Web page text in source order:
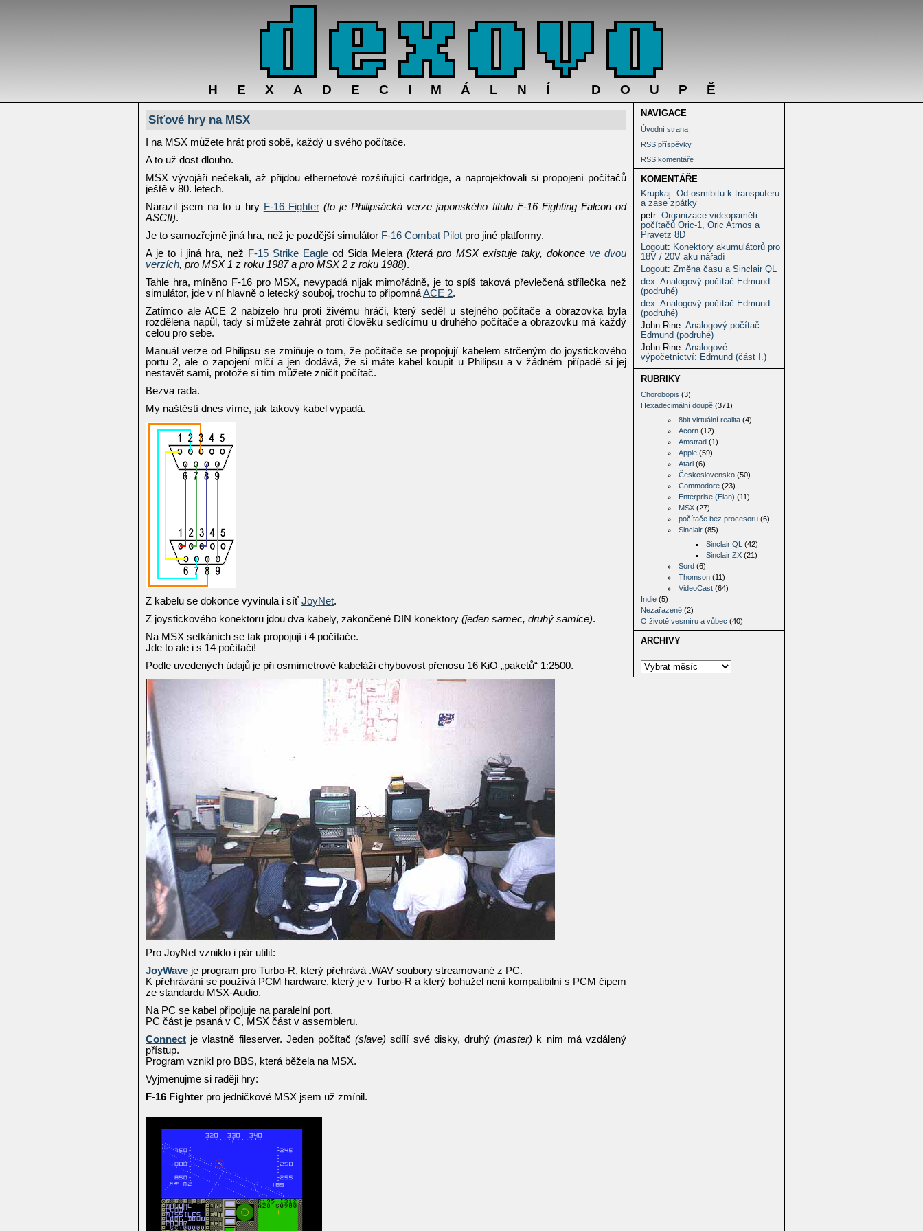
HEXADECIMÁLNÍ DOUPĚ
NAVIGACE
Úvodní strana
RSS příspěvky
RSS komentáře
KOMENTÁŘE
Krupkaj: Od osmibitu k transputeru
a zase zpátky
petr: Organizace videopaměti
počítačů Oric-1, Oric Atmos a
Pravetz 8D
Logout: Konektory akumulátorů pro
18V / 20V aku nářadí
Logout: Změna času a Sinclair QL
dex: Analogový počítač Edmund
(podruhé)
dex: Analogový počítač Edmund
(podruhé)
John Rine: Analogový počítač
Edmund (podruhé)
John Rine: Analogové
výpočetnictví: Edmund (část I.)
RUBRIKY
Chorobopis (3)
Hexadecimální doupě (371)
8bit virtuální realita(4)
Acorn(12)
Amstrad(1)
Apple(59)
Atari(6)
Československo(50)
Commodore(23)
Enterprise (Elan) (11)
MSX(27)
počítače bez procesoru(6)
Sinclair(85)
Sinclair QL (42)
Sinclair ZX(21)
Sord(6)
Thomson(11)
VideoCast(64)
Indie (5)
Nezařazené (2)
O životě vesmíru a vůbec (40)
ARCHIVY
Síťové hry na MSX
I na MSX můžete hrát proti sobě, každý u svého počítače.
A to už dost dlouho.
MSX vývojáři nečekali, až přijdou ethernetové rozšiřující cartridge, a naprojektovali si propojení počítačů
ještě v 80. letech.
Narazil jsem na to u hry F-16 Fighter (to je Philipsácká verze japonského titulu F-16 Fighting Falcon od
ASCII).
Je to samozřejmě jiná hra, než je pozdější simulátor F-16 Combat Pilot pro jiné platformy.
A je to i jiná hra, než F-15 Strike Eagleod Sida Meiera(která pro MSX existuje taky, dokonce ve dvou
verzích, pro MSX 1 z roku 1987 a pro MSX 2 z roku 1988).
Tahle hra, míněno F-16 pro MSX, nevypadá nijak mimořádně, je to spíš taková převlečená střílečka než
simulátor, jde v ní hlavně o letecký souboj, trochu to připomnáACE 2.
Zatímco ale ACE 2 nabízelo hru proti živému hráči, který seděl u stejného počítače a obrazovka byla
rozdělena napůl, tady si můžete zahrát proti člověku sedícímu u druhého počítače a obrazovku má každý
celou pro sebe.
Manuál verze od Philipsu se zmiňuje o tom, že počítače se propojují kabelem strčeným do joystickového
portu 2, ale o zapojení mlčí a jen dodává, že si máte kabel koupit u Philipsu a v žádném případě si jej
nestavět sami, protože si tím můžete zničit počítač.
Bezva rada.
My naštěstí dnes víme, jak takový kabel vypadá.
Z kabelu se dokonce vyvinula i síť JoyNet.
Z joystickového konektoru jdou dva kabely, zakončené DIN konektory (jeden samec, druhý samice).
Na MSX setkáních se tak propojují i 4 počítače.
Jde to ale i s 14 počítači!
Podle uvedených údajů je při osmimetrové kabeláži chybovost přenosu 16 KiO „paketů“ 1:2500.
Pro JoyNet vzniklo i pár utilit:
JoyWave je program pro Turbo-R, který přehrává .WAV soubory streamované z PC.
K přehrávání se používá PCM hardware, který je v Turbo-R a který bohužel není kompatibilní s PCM čipem
ze standardu MSX-Audio.
Na PC se kabel připojuje na paralelní port.
PC část je psaná v C, MSX část v assembleru.
Connect je vlastně fileserver. Jeden počítač(slave) sdílí své disky, druhý(master) k nim má vzdálený
přístup.
Program vznikl pro BBS, která běžela na MSX.
Vyjmenujme si raději hry:
F-16 Fighter pro jedničkové MSX jsem už zmínil.